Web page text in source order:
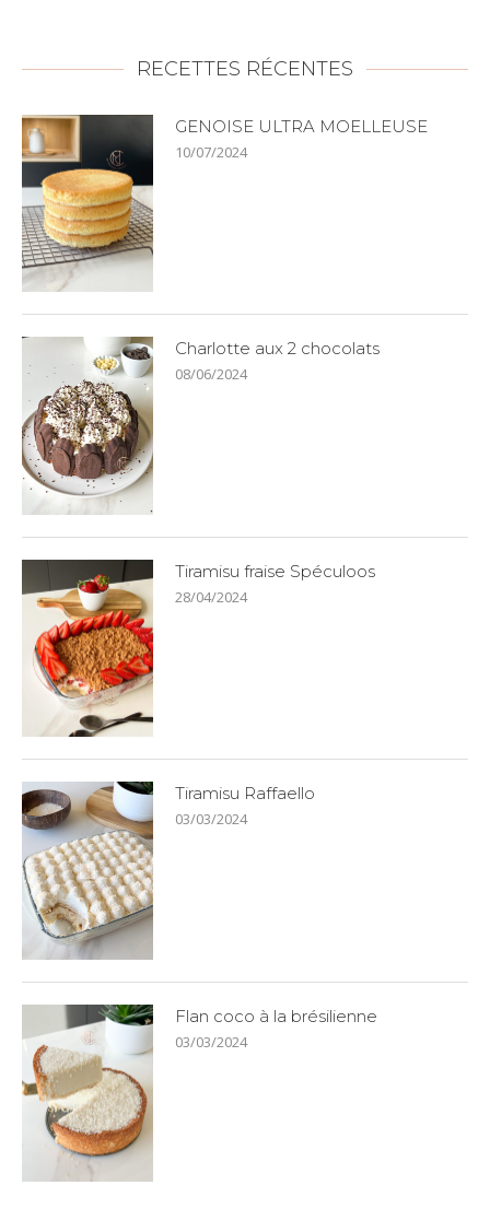
RECETTES RÉCENTES
GENOISE ULTRA MOELLEUSE
10/07/2024
Charlotte aux 2 chocolats
08/06/2024
Tiramisu fraise Spéculoos
28/04/2024
Tiramisu Raffaello
03/03/2024
Flan coco à la brésilienne
03/03/2024